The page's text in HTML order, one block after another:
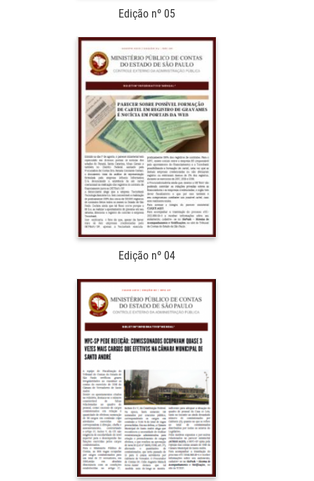
Edição nº 05
Edição nº 04